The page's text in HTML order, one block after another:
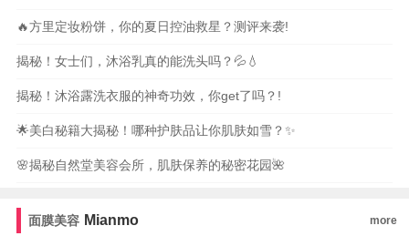
🔥方里定妆粉饼，你的夏日控油救星？测评来袭!
揭秘！女士们，沐浴乳真的能洗头吗？💦💧
揭秘！沐浴露洗衣服的神奇功效，你get了吗？!
🌟美白秘籍大揭秘！哪种护肤品让你肌肤如雪？✨
🌸揭秘自然堂美容会所，肌肤保养的秘密花园🌺
面膜美容 Mianmo more